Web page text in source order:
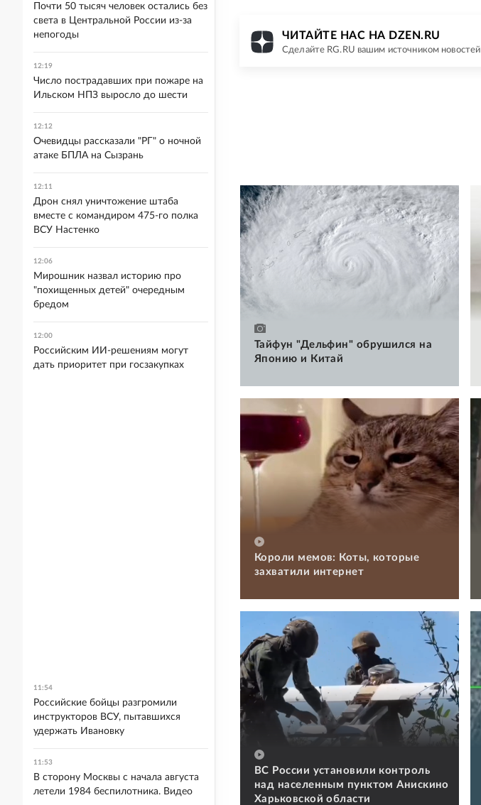
ЧИТАЙТЕ НАС НА DZEN.RU
Сделайте RG.RU вашим источником новостей
Тайфун "Дельфин" обрушился на
Японию и Китай
Короли мемов: Коты, которые
захватили интернет
ВС России установили контроль
над населенным пунктом Анискино
Харьковской области
Почти 50 тысяч человек остались без
света в Центральной России из-за
непогоды
12:19
Число пострадавших при пожаре на
Ильском НПЗ выросло до шести
12:12
Очевидцы рассказали "РГ" о ночной
атаке БПЛА на Сызрань
12:11
Дрон снял уничтожение штаба
вместе с командиром 475-го полка
ВСУ Настенко
12:06
Мирошник назвал историю про
"похищенных детей" очередным
бредом
12:00
Российским ИИ-решениям могут
дать приоритет при госзакупках
11:54
Российские бойцы разгромили
инструкторов ВСУ, пытавшихся
удержать Ивановку
11:53
В сторону Москвы с начала августа
летели 1984 беспилотника. Видео